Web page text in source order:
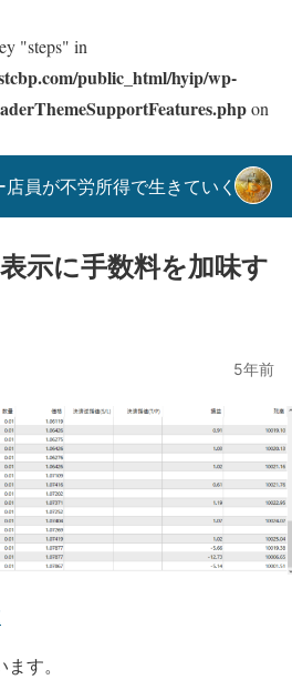
"steps" in
public_html/hyip/wp-
on
員が不労所得で生きていく！
示に手数料を加味す
5年前
す。